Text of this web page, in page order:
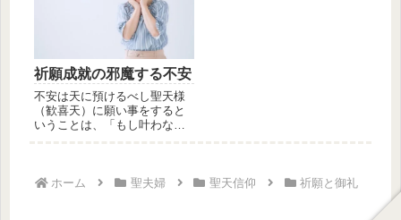
祈願成就の邪魔する不安
不安は天に預けるべし聖天様
（歓喜天）に願い事をすると
いうことは、「もし叶わなか
ホーム 聖夫婦 聖天信仰 祈願と御礼